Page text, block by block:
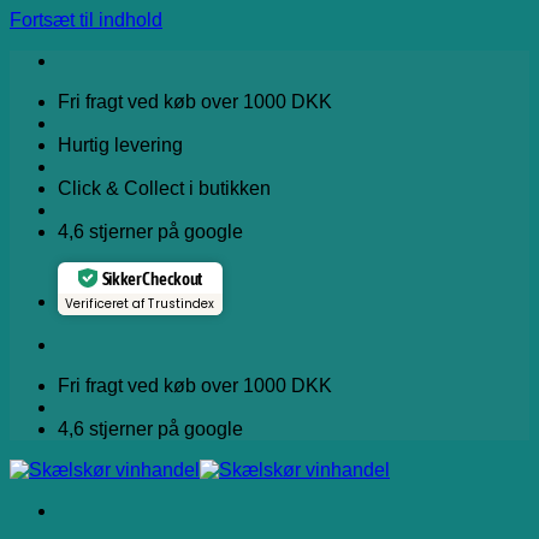
Fortsæt til indhold
Fri fragt ved køb over 1000 DKK
Hurtig levering
Click & Collect i butikken
4,6 stjerner på google
Sikker Checkout
Verificeret af Trustindex
Fri fragt ved køb over 1000 DKK
4,6 stjerner på google